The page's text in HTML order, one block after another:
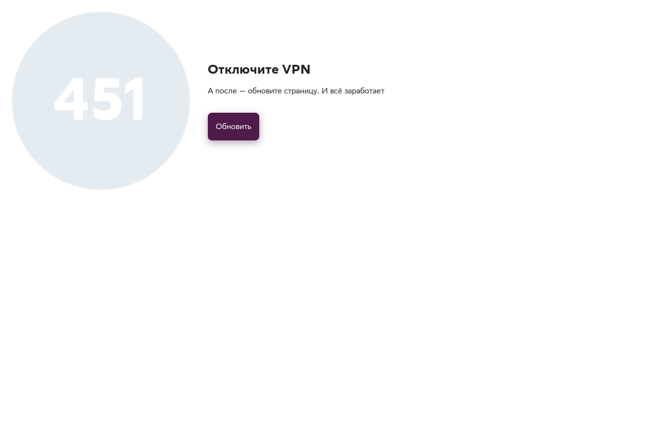
451 Отключите VPN
А после — обновите страницу. И всё заработает
Обновить